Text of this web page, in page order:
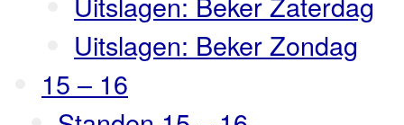
Uitslagen: Beker Zondag
15 – 16